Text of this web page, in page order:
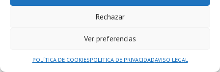
Rechazar
Ver preferencias
POLÍTICA DE COOKIESPOLITICA DE PRIVACIDADAVISO LEGAL
con cancelación por causa médica,
sanitaria en destino.